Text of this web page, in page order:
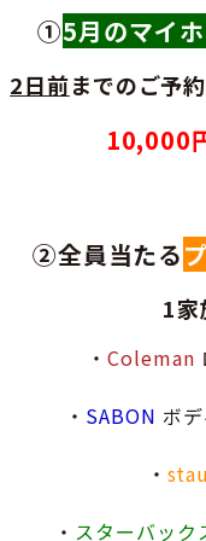
①5月のマイ
2日前までのご予
10,000
②全員当たる
1家
・Coleman
・ SABON ボ
・
・ スターバック